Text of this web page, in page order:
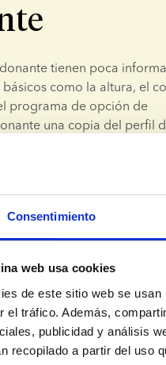
Consentimiento
web usa cookies
de este sitio web se
el tráfico. Además,
publicidad y análisis
recopilado a partir del uso
tienen poca
como la altura, el
programa de opción de
una copia del perfil
que ofrece una perspectiva
puedan conocerlo mejor.
y la familia del donante,
personales. Además,
donante de bebé y una